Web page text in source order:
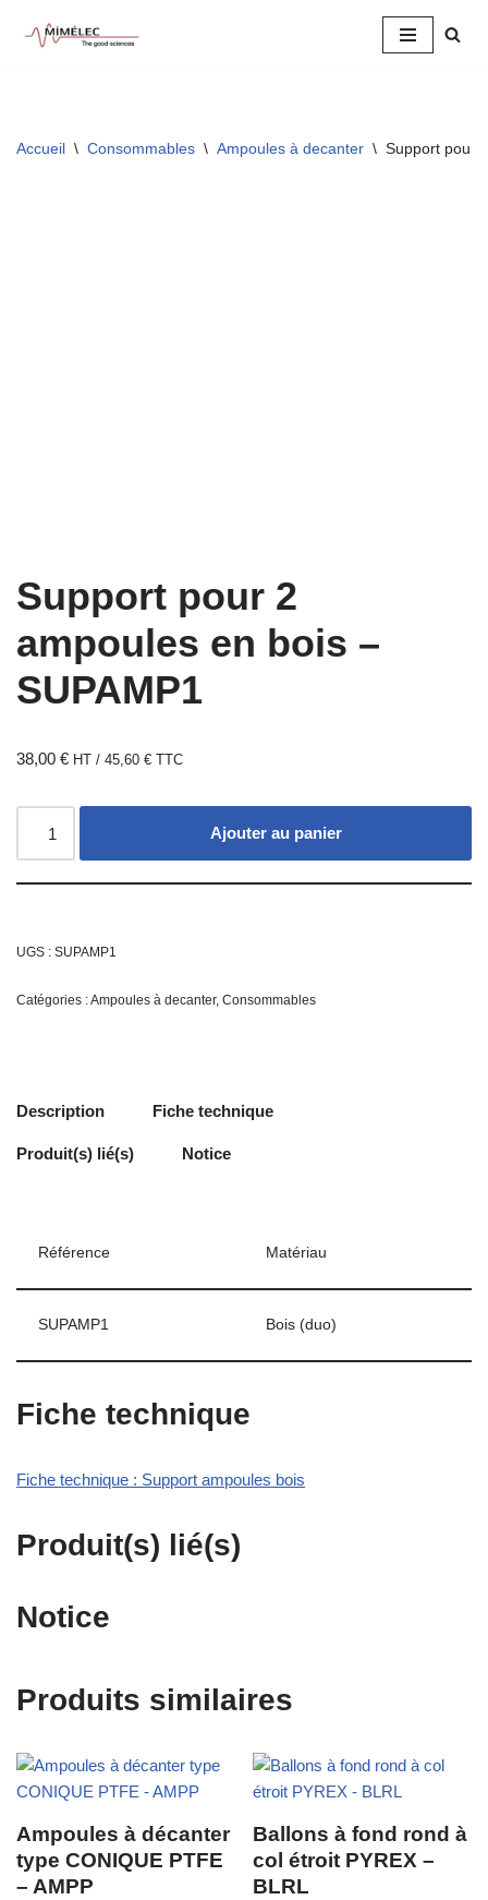
Accueil \ Consommables \ Ampoules à decanter \ Support pour
Support pour 2
ampoules en bois –
SUPAMP1
38,00 € HT / 45,60 € TTC
Ajouter au panier
UGS : SUPAMP1
Catégories :Ampoules à decanter, Consommables
Description Fiche technique
Produit(s) lié(s) Notice
Référence Matériau
SUPAMP1 Bois (duo)
Fiche technique
Fiche technique : Support ampoules bois
Produit(s) lié(s)
Notice
Produits similaires
Ampoules à décanter
type CONIQUE PTFE
– AMPP
Ballons à fond rond à
col étroit PYREX –
BLRL